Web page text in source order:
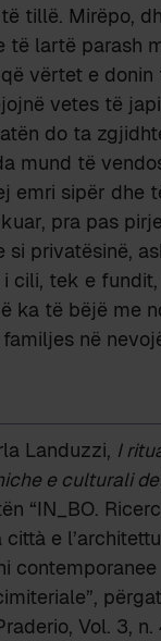
tillë. Mirëpo,
të lartë parash
vërtet e donin
vetes të
do ta
mund të
emri sipër dhe
pra pas
si privatësinë,
cili, tek e
ka të bëjë me
në
Landuzzi, I
e culturali
“IN_BO.
e
contemporanee
Vol. 3, n.